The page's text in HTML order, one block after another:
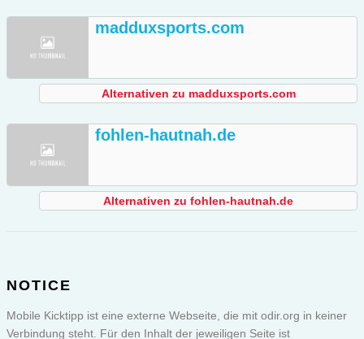
madduxsports.com
Alternativen zu madduxsports.com
fohlen-hautnah.de
Alternativen zu fohlen-hautnah.de
NOTICE
Mobile Kicktipp ist eine externe Webseite, die mit odir.org in keiner
Verbindung steht. Für den Inhalt der jeweiligen Seite ist